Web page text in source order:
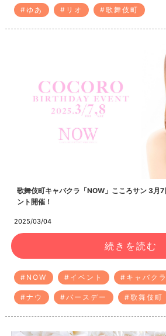
#ゆあ #リオ #歌舞伎町
2025/03/04
歌舞伎町キャバクラ「NOW」こころサン 3月
ント開催！
#NOW #イベント #キャバクラ
#ナウ #バースデー #歌舞伎町
続きを読む